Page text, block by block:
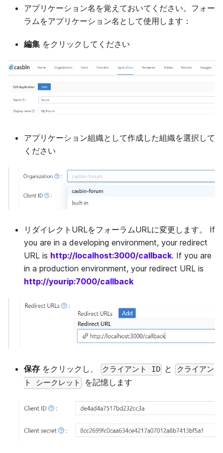
アプリケーション名を覚えておいてください。フォー
ラムをアプリケーション名として使用します：
編集 をクリックしてください
アプリケーション組織として作成した組織を選択して
ください
リダイレクトURLをフォーラムURLに変更します。 If
you are in a developing environment, your redirect
URL is http://localhost:3000/callback. If you are
in a production environment, your redirect URL is
http://yourip:7000/callback
保存 をクリックし、 クライアント ID と
クライアン
ト シークレット
を記憶します